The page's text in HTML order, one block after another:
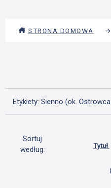
STRONA DOMOWA →
Etykiety: Sienno (ok.
Sortuj
według:
Tytuł